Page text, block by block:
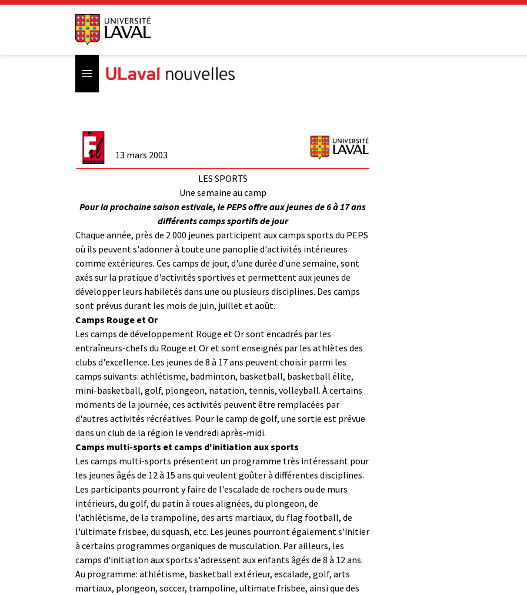
Open menu
13 mars 2003
LES SPORTS
Une semaine au camp
Pour la prochaine saison estivale, le PEPS offre aux jeunes de 6 à 17 ans
différents camps sportifs de jour
Chaque année, près de 2 000 jeunes participent aux camps sports du PEPS
où ils peuvent s'adonner à toute une panoplie d'activités intérieures
comme extérieures. Ces camps de jour, d'une durée d'une semaine, sont
axés sur la pratique d'activités sportives et permettent aux jeunes de
développer leurs habiletés dans une ou plusieurs disciplines. Des camps
sont prévus durant les mois de juin, juillet et août.
Camps Rouge et Or
Les camps de développement Rouge et Or sont encadrés par les
entraîneurs-chefs du Rouge et Or et sont enseignés par les athlètes des
clubs d'excellence. Les jeunes de 8 à 17 ans peuvent choisir parmi les
camps suivants: athlétisme, badminton, basketball, basketball élite,
mini-basketball, golf, plongeon, natation, tennis, volleyball. À certains
moments de la journée, ces activités peuvent être remplacées par
d'autres activités récréatives. Pour le camp de golf, une sortie est prévue
dans un club de la région le vendredi après-midi.
Camps multi-sports et camps d'initiation aux sports
Les camps multi-sports présentent un programme très intéressant pour
les jeunes âgés de 12 à 15 ans qui veulent goûter à différentes disciplines.
Les participants pourront y faire de l'escalade de rochers ou de murs
intérieurs, du golf, du patin à roues alignées, du plongeon, de
l'athlétisme, de la trampoline, des arts martiaux, du flag football, de
l'ultimate frisbee, du squash, etc. Les jeunes pourront également s'initier
à certains programmes organiques de musculation. Par ailleurs, les
camps d'initiation aux sports s'adressent aux enfants âgés de 8 à 12 ans.
Au programme: athlétisme, basketball extérieur, escalade, golf, arts
martiaux, plongeon, soccer, trampoline, ultimate frisbee, ainsi que des